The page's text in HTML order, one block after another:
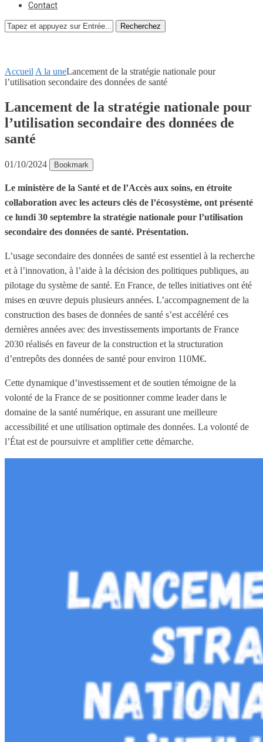
Contact
Recherchez
Accueil A la uneLancement de la stratégie nationale pour
l’utilisation secondaire des données de santé
Lancement de la stratégie nationale pour
l’utilisation secondaire des données de
santé
01/10/2024 Bookmark
Le ministère de la Santé et de l’Accès aux soins, en étroite
collaboration avec les acteurs clés de l’écosystème, ont présenté
ce lundi 30 septembre la stratégie nationale pour l’utilisation
secondaire des données de santé. Présentation.
L’usage secondaire des données de santé est essentiel à la recherche
et à l’innovation, à l’aide à la décision des politiques publiques, au
pilotage du système de santé. En France, de telles initiatives ont été
mises en œuvre depuis plusieurs années. L’accompagnement de la
construction des bases de données de santé s’est accéléré ces
dernières années avec des investissements importants de France
2030 réalisés en faveur de la construction et la structuration
d’entrepôts des données de santé pour environ 110M€.
Cette dynamique d’investissement et de soutien témoigne de la
volonté de la France de se positionner comme leader dans le
domaine de la santé numérique, en assurant une meilleure
accessibilité et une utilisation optimale des données. La volonté de
l’État est de poursuivre et amplifier cette démarche.